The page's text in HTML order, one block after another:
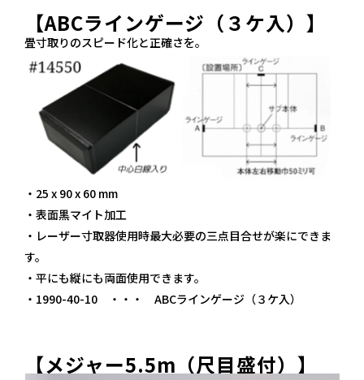
【ABCラインゲージ（３ケ入）】
畳寸取りのスピード化と正確さを。
・25 x 90 x 60 mm
・表面黒マイト加工
・レーザー寸取器使用時最大必要の三点目合せが楽にできま
す。
・平にも縦にも両面使用できます。
・1990-40-10 ・・・ ABCラインゲージ（３ケ入）
【メジャー5.5m（尺目盛付）】